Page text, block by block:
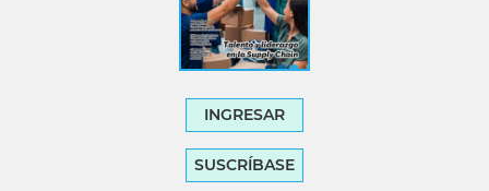
INGRESAR
SUSCRÍBASE